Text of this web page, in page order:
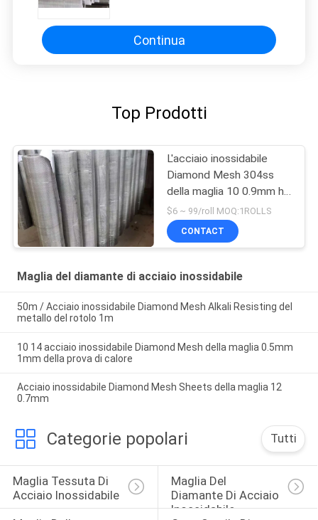
Continua
Top Prodotti
L'acciaio inossidabile
Diamond Mesh 304ss
della maglia 10 0.9mm ha
espanto Diamond Mesh
$6 ~ 99/roll MOQ:1ROLLS
CONTACT
Maglia del diamante di acciaio inossidabile
50m / Acciaio inossidabile Diamond Mesh Alkali Resisting del
metallo del rotolo 1m
10 14 acciaio inossidabile Diamond Mesh della maglia 0.5mm
1mm della prova di calore
Acciaio inossidabile Diamond Mesh Sheets della maglia 12
0.7mm
Categorie popolari Tutti
Maglia Tessuta Di
Acciaio Inossidabile
Maglia Del
Diamante Di Acciaio
Inossidabile